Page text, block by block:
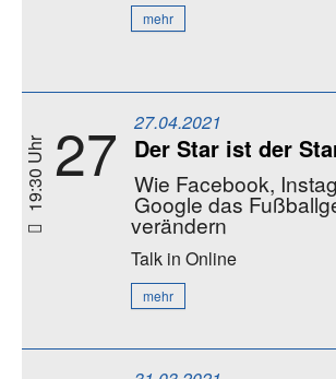
mehr
19:30 Uhr27 27.04.2021
Der Star ist der
Wie Facebook,
Google das
verändern
Talk in Online
mehr